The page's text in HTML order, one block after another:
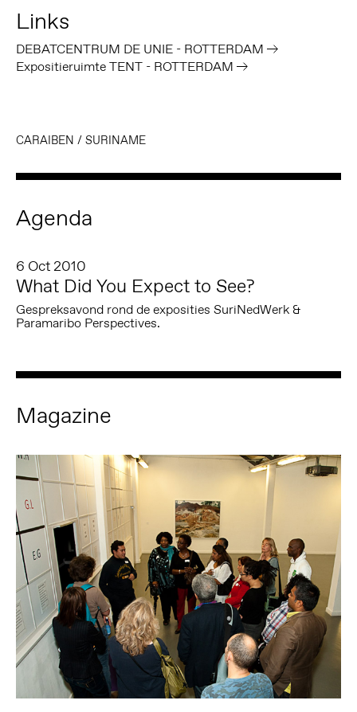
Links
DEBATCENTRUM DE UNIE - ROTTERDAM
Expositieruimte TENT - ROTTERDAM
CARAIBEN / SURINAME
Agenda
6 Oct 2010
What Did You Expect to See?
Gespreksavond rond de exposities SuriNedWerk &
Paramaribo Perspectives.
Magazine